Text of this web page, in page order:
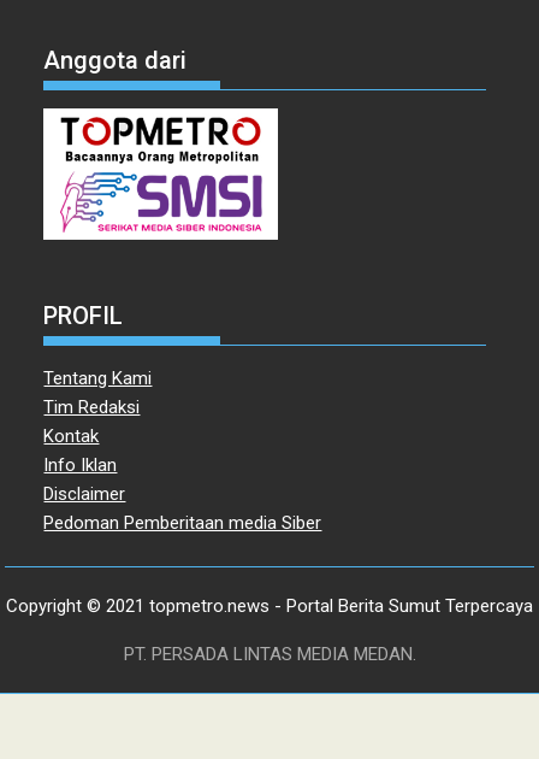
Anggota dari
PROFIL
Tentang Kami
Tim Redaksi
Kontak
Info Iklan
Disclaimer
Pedoman Pemberitaan media Siber
Copyright © 2021 topmetro.news - Portal Berita Sumut Terpercaya
PT. PERSADA LINTAS MEDIA MEDAN.